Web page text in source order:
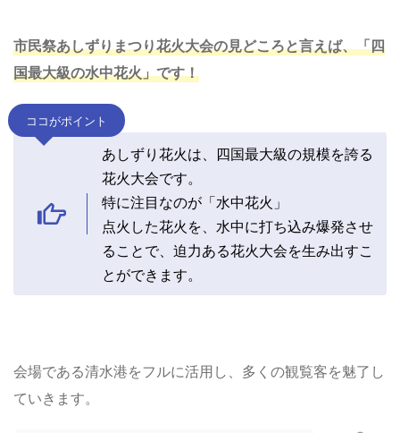
市民祭あしずりまつり花火大会の見どころと言えば、「四
国最大級の水中花火」です！
ココがポイント
あしずり花火は、四国最大級の規模を誇る
花火大会です。
特に注目なのが「水中花火」
点火した花火を、水中に打ち込み爆発させ
ることで、迫力ある花火大会を生み出すこ
とができます。
会場である清水港をフルに活用し、多くの観覧客を魅了し
ていきます。